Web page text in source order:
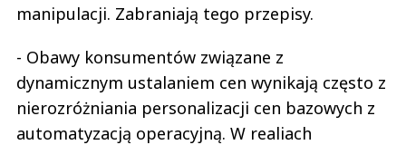
manipulacji. Zabraniają tego przepisy.
- Obawy konsumentów związane z
dynamicznym ustalaniem cen wynikają często z
nierozróżniania personalizacji cen bazowych z
automatyzacją operacyjną. W realiach